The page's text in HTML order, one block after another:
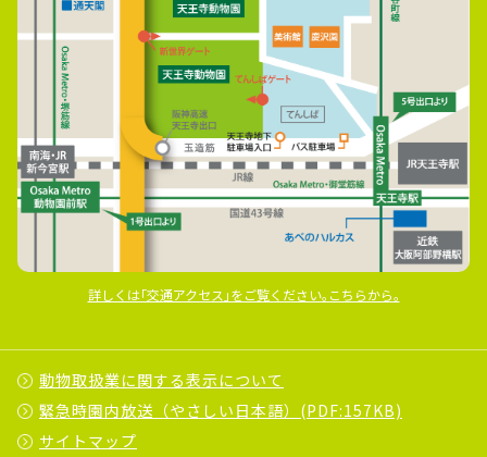
詳しくは｢交通アクセス｣をご覧ください｡こちらから｡
動物取扱業に関する表示について
緊急時園内放送（やさしい日本語）(PDF:157KB)
サイトマップ